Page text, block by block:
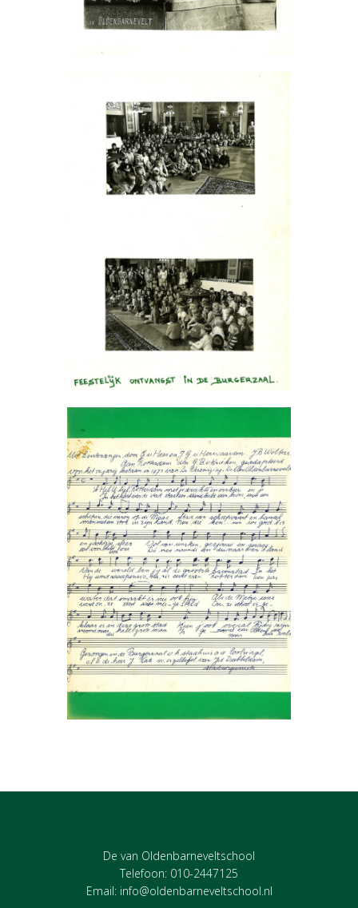
De van Oldenbarneveltschool
Telefoon: 010-2447125
Email: info@oldenbarneveltschool.nl